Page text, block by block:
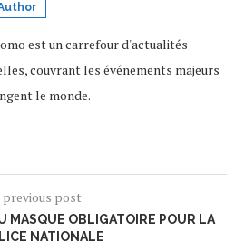
est un carrefour d'actualités
couvrant les événements majeurs
le monde.
previous post
MASQUE OBLIGATOIRE POUR LA
NATIONALE